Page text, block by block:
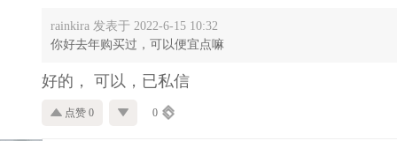
rainkira 发表于 2022-6-15 10:32
你好去年购买过，可以便宜点嘛
好的， 可以，已私信
点赞 0 0